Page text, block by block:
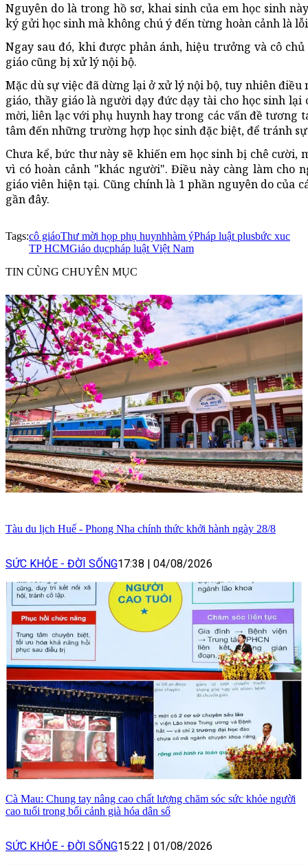
Nguyên do là trong hồ sơ, khai sinh của em học sinh
ký gửi học sinh mà không chú ý đến từng hoàn cảnh là
Ngay sau đó, khi được phản ánh, hiệu trưởng và cô
giáo cũng bị xử lý nội bộ.
Mặc dù sự việc đã dừng lại ở xử lý nội bộ, tuy nhiên điều
giáo, thầy giáo là người dạy đức dạy tài cho học sinh
mời, liên lạc với phụ huynh hay trong các vấn đề tương
tâm đến những trường hợp học sinh đặc biệt, để tránh
Chưa kể, bức thư này sẽ khiến em học sinh bị chê
vì có hoàn cảnh "khác người". Điều này càng làm cho
giáo viên hiện tại. Cũng chính là 1 phần nguyên do của
gần đây.
Tags:cô giáoThư mời họp phụ huynhhàm ýPháp luật plusbức xuc
TP HCMGiáo dụcpháp luật Việt Nam
TIN CÙNG CHUYÊN MỤC
Tàu du lịch Huế - Phong Nha chính thức khởi hành ngày 28/8
SỨC KHỎE - ĐỜI SỐNG17:38 04/08/2026
Cà Mau: Chung tay nâng cao chất lượng chăm sóc sức khỏe người
cao tuổi trong bối cảnh già hóa dân số
SỨC KHỎE - ĐỜI SỐNG15:22 01/08/2026